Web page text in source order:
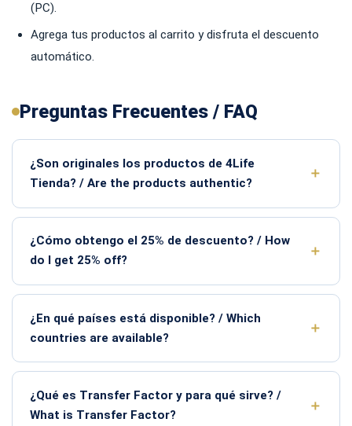
(PC).
Agrega tus productos al carrito y disfruta el descuento
automático.
Preguntas Frecuentes / FAQ
¿Son originales los productos de 4Life
Tienda? / Are the products authentic?
¿Cómo obtengo el 25% de descuento? / How
do I get 25% off?
¿En qué países está disponible? / Which
countries are available?
¿Qué es Transfer Factor y para qué sirve? /
What is Transfer Factor?